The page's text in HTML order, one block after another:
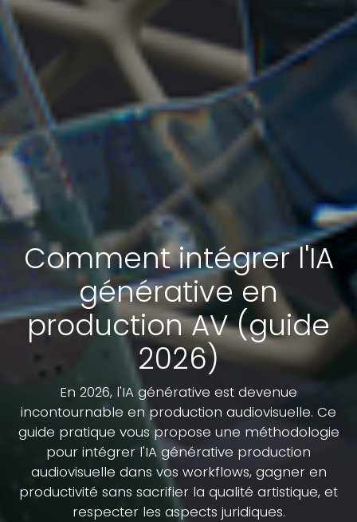
Comment intégrer l'IA
générative en
production AV (guide
2026)
En 2026, l'IA générative est devenue
incontournable en production audiovisuelle. Ce
guide pratique vous propose une méthodologie
pour intégrer l'IA générative production
audiovisuelle dans vos workflows, gagner en
productivité sans sacrifier la qualité artistique, et
respecter les aspects juridiques.